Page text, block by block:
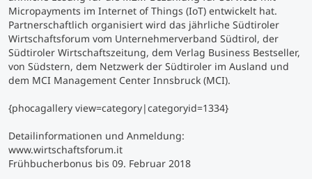
Micropayments im Internet of Things (IoT) entwickelt hat.
Partnerschaftlich organisiert wird das jährliche Südtiroler
Wirtschaftsforum vom Unternehmerverband Südtirol, der
Südtiroler Wirtschaftszeitung, dem Verlag Business Bestseller,
von Südstern, dem Netzwerk der Südtiroler im Ausland und
dem MCI Management Center Innsbruck (MCI).
{phocagallery view=category|categoryid=1334}
Detailinformationen und Anmeldung:
www.wirtschaftsforum.it
Frühbucherbonus bis 09. Februar 2018